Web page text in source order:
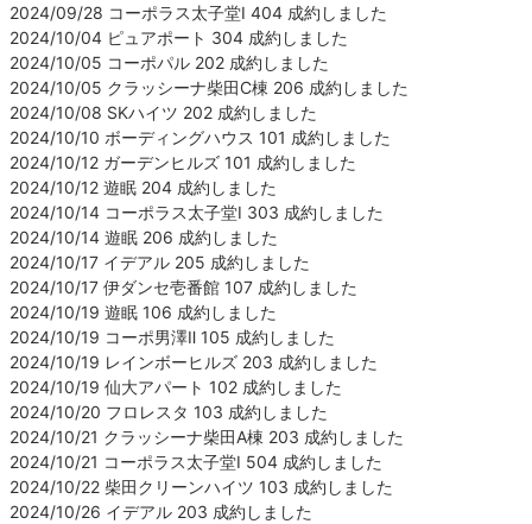
2024/09/28 コーポラス太子堂Ⅰ 404 成約しました
2024/10/04 ピュアポート 304 成約しました
2024/10/05 コーポパル 202 成約しました
2024/10/05 クラッシーナ柴田C棟 206 成約しました
2024/10/08 SKハイツ 202 成約しました
2024/10/10 ボーディングハウス 101 成約しました
2024/10/12 ガーデンヒルズ 101 成約しました
2024/10/12 遊眠 204 成約しました
2024/10/14 コーポラス太子堂Ⅰ 303 成約しました
2024/10/14 遊眠 206 成約しました
2024/10/17 イデアル 205 成約しました
2024/10/17 伊ダンセ壱番館 107 成約しました
2024/10/19 遊眠 106 成約しました
2024/10/19 コーポ男澤Ⅱ 105 成約しました
2024/10/19 レインボーヒルズ 203 成約しました
2024/10/19 仙大アパート 102 成約しました
2024/10/20 フロレスタ 103 成約しました
2024/10/21 クラッシーナ柴田A棟 203 成約しました
2024/10/21 コーポラス太子堂Ⅰ 504 成約しました
2024/10/22 柴田クリーンハイツ 103 成約しました
2024/10/26 イデアル 203 成約しました